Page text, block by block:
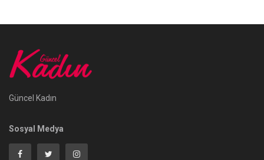
Güncel Kadın
Sosyal Medya